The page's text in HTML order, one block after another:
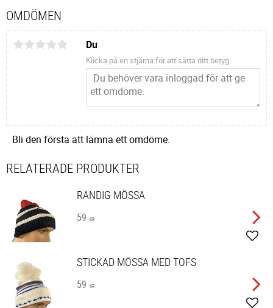
OMDÖMEN
Du
Klicka på en stjärna för att sätta ditt betyg
Bli den första att lämna ett omdöme.
RELATERADE PRODUKTER
RANDIG MÖSSA
59 KR
STICKAD MÖSSA MED TOFS
59 KR